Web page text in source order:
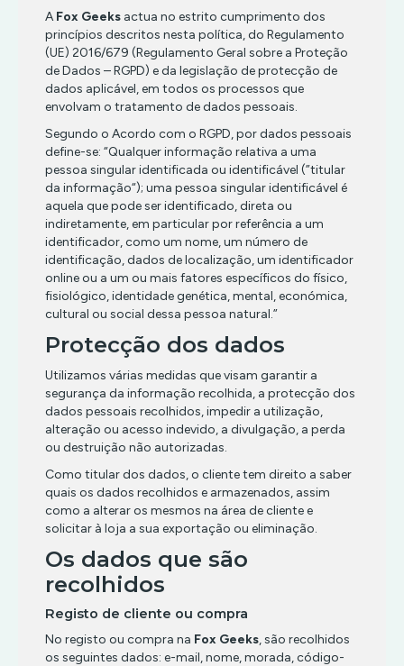
TERROR
TIRO
DESPORTO
ESTRATÉGIA
INFANTIL
MÚSICA/RITMO
RPG
SIMULADOR
TERROR
TIRO
ONLINE
ACÇÃO/AVENTURA
COMBATE
CORRIDA
DESPORTO
ESTRATÉGIA
INFANTIL
MÚSICA/RITMO
RPG
SIMULADOR
TERROR
TIRO
AFox Geeks actua no estrito cumprimento dos
princípios descritos nesta política, do Regulamento
(UE) 2016/679 (Regulamento Geral sobre a Proteção
de Dados – RGPD) e da legislação de protecção de
dados aplicável, em todos os processos que
envolvam o tratamento de dados pessoais.
Segundo o Acordo com o RGPD, por dados pessoais
define-se: “Qualquer informação relativa a uma
pessoa singular identificada ou identificável (”titular
da informação“); uma pessoa singular identificável é
aquela que pode ser identificado, direta ou
indiretamente, em particular por referência a um
identificador, como um nome, um número de
identificação, dados de localização, um identificador
online ou a um ou mais fatores específicos do físico,
fisiológico, identidade genética, mental, económica,
cultural ou social dessa pessoa natural.”
Protecção dos dados
Utilizamos várias medidas que visam garantir a
segurança da informação recolhida, a protecção dos
dados pessoais recolhidos, impedir a utilização,
alteração ou acesso indevido, a divulgação, a perda
ou destruição não autorizadas.
Como titular dos dados, o cliente tem direito a saber
quais os dados recolhidos e armazenados, assim
como a alterar os mesmos na área de cliente e
solicitar à loja a sua exportação ou eliminação.
Os dados que são
recolhidos
Registo de cliente ou compra
No registo ou compra na Fox Geeks, são recolhidos
os seguintes dados: e-mail, nome, morada, código-